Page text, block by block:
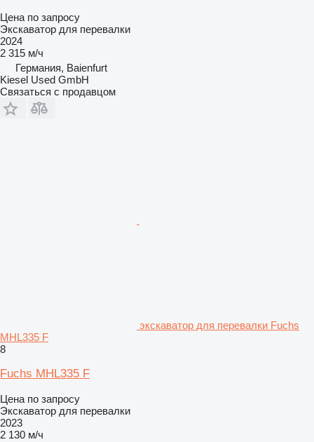
Цена по запросу
Экскаватор для перевалки
2024
2 315 м/ч
Германия, Baienfurt
Kiesel Used GmbH
Связаться с продавцом
экскаватор для перевалки Fuchs
MHL335 F
8
Fuchs MHL335 F
Цена по запросу
Экскаватор для перевалки
2023
2 130 м/ч